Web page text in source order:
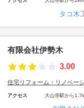
タコ木
有限会社伊勢木
3.00
住宅リフォーム・リノベー
アクセス 大山寺駅から